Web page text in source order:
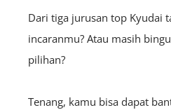
Dari tiga jurusan top Kyudai
incaranmu? Atau masih
pilihan?
Tenang, kamu bisa dapat